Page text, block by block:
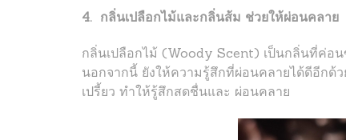
4. กลิ่นเปลือกไม้และกลิ่นส้ม ช่วยให้ผ่อนคลาย
กลิ่นเปลือกไม้ (Woody Scent) เป็นกลิ่นที่ค่อ
นอกจากนี้ ยังให้ความรู้สึกที่ผ่อนคลายได้ดีอีก
เปรี้ยว ทำให้รู้สึกสดชื่นและ ผ่อนคลาย